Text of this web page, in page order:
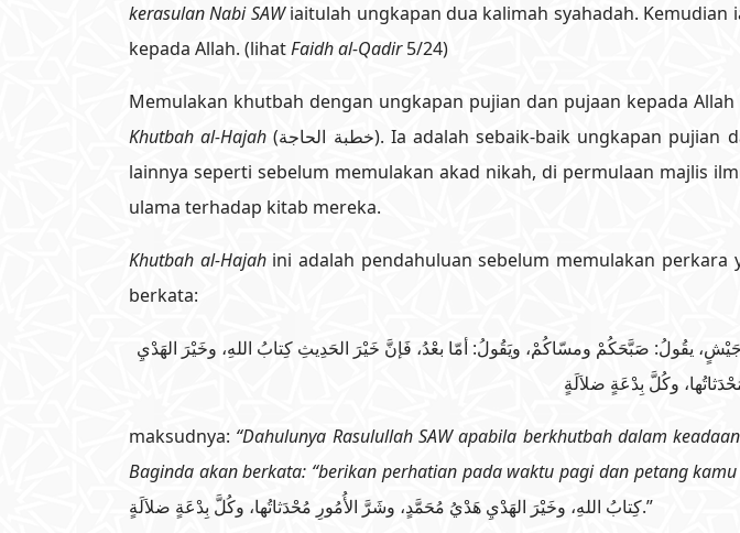
kerasulan Nabi SAWiaitulah ungkapan dua kalimah syahadah.
kepada Allah. (lihatFaidh al-Qadir5/24)
Memulakan khutbah dengan ungkapan pujian dan pujaan kepada
Khutbah al-Hajah(خطبة الحاجة). Ia adalah sebaik-baik ungkapan pujian dan pujaan kepada Allah sebelum memulakan khutbah atau percakapan
lainnya seperti sebelum memulakan akad nikah, di permulaan majlis
ulama terhadap kitab mereka.
Khutbah al-Hajahini adalah pendahuluan sebelum memulakan perkara
berkata:
يقُولُ: صَبَّحَكُمْ ومسّاكُمْ، ويَقُولُ: أمّا بعْدُ، فَإنَّ خَيْرَ الحَدِيثِ كِتابُ اللهِ، وخَيْرَ الهَدْيِ
وكُلَّ بِدْعَةٍ ضلاَلَةٍ
maksudnya: “Dahulunya Rasulullah SAW apabila berkhutbah dalam
Baginda akan berkata: “berikan perhatian pada waktu pagi dan petang
كِتابُ اللهِ، وخَيْرَ الهَدْيِ هَدْيُ مُحَمَّدٍ، وشَرَّ الأُمُورِ مُحْدَثاتُها، وكُلَّ بِدْعَةٍ ضلاَلَةٍ.”